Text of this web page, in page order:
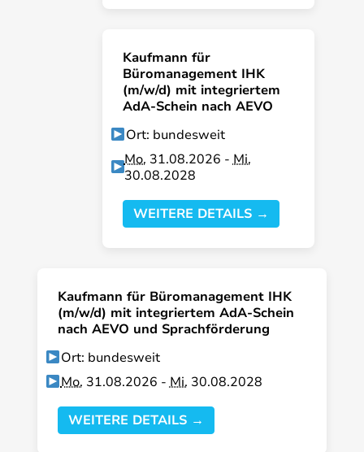
Kaufmann für
Büromanagement IHK
(m/w/d) mit integriertem
AdA-Schein nach AEVO
Ort: bundesweit
Mo. 31.08.2026 -Mi.
30.08.2028
WEITERE DETAILS →
Kaufmann für Büromanagement IHK
(m/w/d) mit integriertem AdA-Schein
nach AEVO und Sprachförderung
Ort: bundesweit
Mo. 31.08.2026 -Mi. 30.08.2028
WEITERE DETAILS →